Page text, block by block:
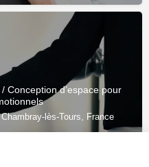
Conception d’espace pour
lès-Tours, France